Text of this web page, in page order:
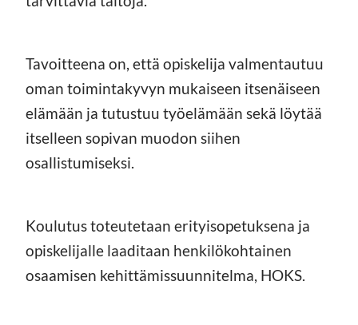
Tavoitteena on, että opiskelija valmentautuu
oman toimintakyvyn mukaiseen itsenäiseen
elämään ja tutustuu työelämään sekä löytää
itselleen sopivan muodon siihen
osallistumiseksi.
Koulutus toteutetaan erityisopetuksena ja
opiskelijalle laaditaan henkilökohtainen
osaamisen kehittämissuunnitelma, HOKS.